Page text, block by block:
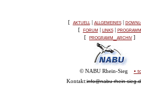
[ aktuell | allgemeines|
[ forum | links| programm
[ programm_archiv ]
© NABU Rhein-Sieg •
Kontakt:info@nabu-rhein-